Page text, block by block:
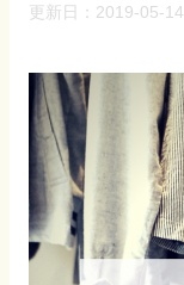
更新日： 2019-05-14